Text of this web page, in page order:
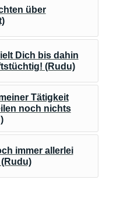
über
Dich bis dahin
(Rudu)
Tätigkeit
noch nichts
immer allerlei